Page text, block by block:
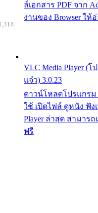
ล์เอกสาร PDF จาก
งานของ Browser ให้
VLC Media Player (
แจ๋ว) 3.0.23
ดาวน์โหลดโปรแกรม
ใช้ เปิดไฟล์ ดูหนัง ฟั
Player ล่าสุด สามาร
ฟรี